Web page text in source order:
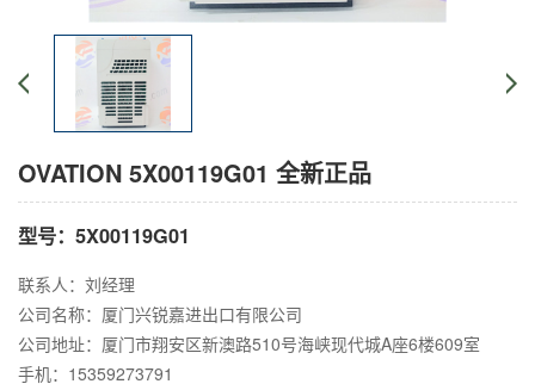
OVATION 5X00119G01 全新正品
型号：5X00119G01
联系人：刘经理
公司名称：厦门兴锐嘉进出口有限公司
公司地址：厦门市翔安区新澳路510号海峡现代城A座6楼609室
手机：15359273791